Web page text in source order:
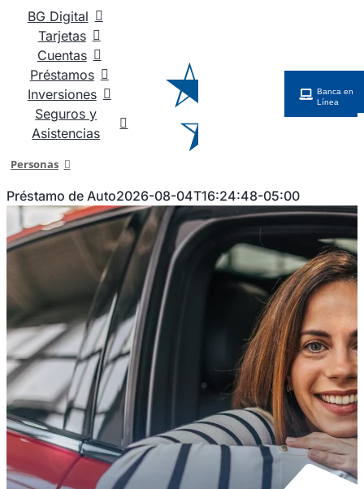
Saltar
contenido
BG Digital
Tarjetas
Cuentas
Préstamos
Inversiones
Seguros y
Asistencias
Personas
Banca en
Línea
Préstamo de Auto2026-08-04T16:24:48-05:00